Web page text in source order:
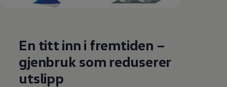
En titt inn i fremtiden –
gjenbruk som reduserer
utslipp